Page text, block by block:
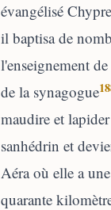
évangélisé
il baptisa de
l'enseignement
de la synagogue
maudire et
sanhédrin et
Aéra où elle a
quarante